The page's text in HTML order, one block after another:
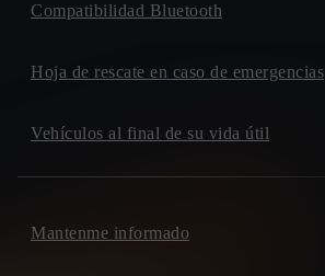
Compatibilidad Bluetooth
Hoja de rescate en caso de emergencias
Vehículos al final de su vida útil
Mantenme informado